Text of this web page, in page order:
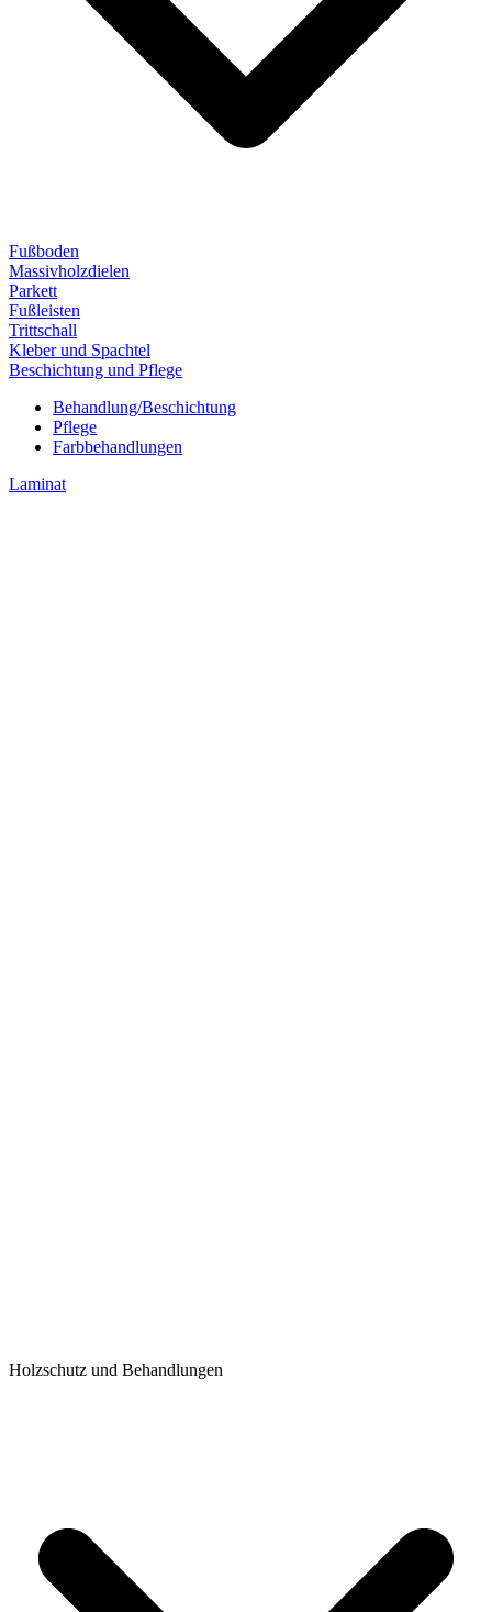
Fußboden
Massivholzdielen
Parkett
Fußleisten
Trittschall
Kleber und Spachtel
Beschichtung und Pflege
Behandlung/Beschichtung
Pflege
Farbbehandlungen
Laminat
Holzschutz und Behandlungen